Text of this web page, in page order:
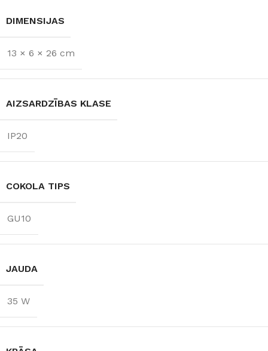
DIMENSIJAS
13 × 6 × 26 cm
AIZSARDZĪBAS KLASE
IP20
COKOLA TIPS
GU10
JAUDA
35 W